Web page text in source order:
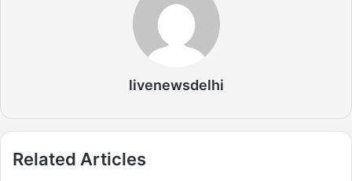
livenewsdelhi
Related Articles